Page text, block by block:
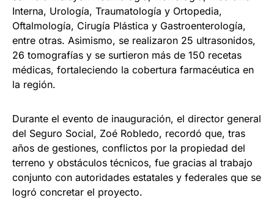
Interna, Urología, Traumatología y Ortopedia,
Oftalmología, Cirugía Plástica y Gastroenterología,
entre otras. Asimismo, se realizaron 25 ultrasonidos,
26 tomografías y se surtieron más de 150 recetas
médicas, fortaleciendo la cobertura farmacéutica en
la región.
Durante el evento de inauguración, el director general
del Seguro Social, Zoé Robledo, recordó que, tras
años de gestiones, conflictos por la propiedad del
terreno y obstáculos técnicos, fue gracias al trabajo
conjunto con autoridades estatales y federales que se
logró concretar el proyecto.